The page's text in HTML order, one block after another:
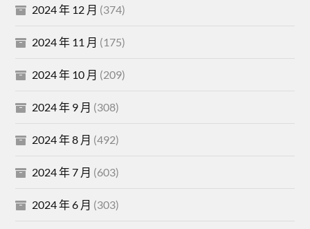
2024 年 12 月 (374)
2024 年 11 月 (175)
2024 年 10 月 (209)
2024 年 9 月 (308)
2024 年 8 月 (492)
2024 年 7 月 (603)
2024 年 6 月 (303)